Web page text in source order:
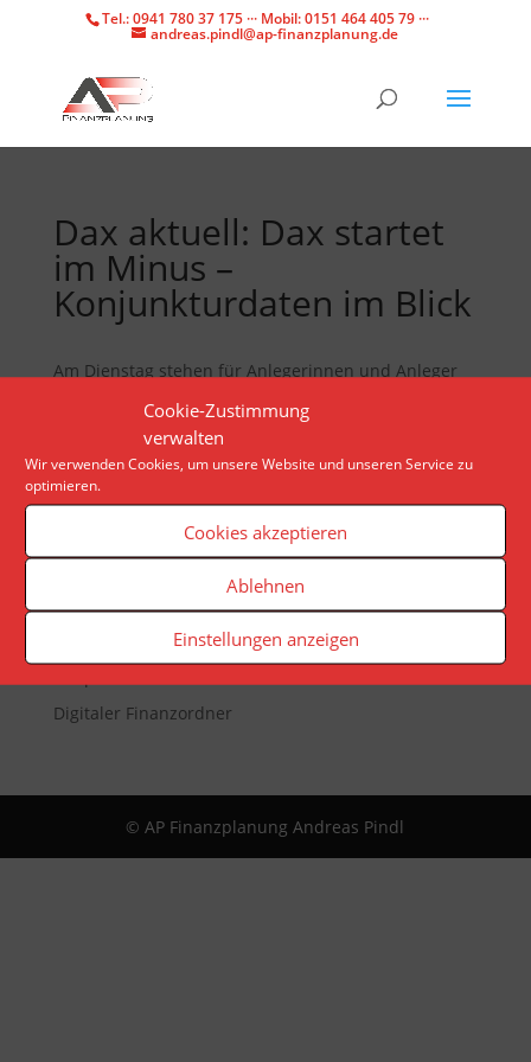
Cookie-Zustimmung
verwalten
Wir verwenden Cookies, um unsere Website und unseren Service zu
optimieren.
Cookies akzeptieren
Ablehnen
Einstellungen anzeigen
Tel.: 0941 780 37 175 ··· Mobil: 0151 464 405 79 ···
andreas.pindl@ap-finanzplanung.de
Dax aktuell: Dax startet
im Minus –
Konjunkturdaten im Blick
Am Dienstag stehen für Anlegerinnen und Anleger
Konjunkturdaten und neue Unternehmenszahlen im
Fokus. Der Dax bewegt sich jedoch kaum.
Reporting
Digitaler Finanzordner
© AP Finanzplanung Andreas Pindl